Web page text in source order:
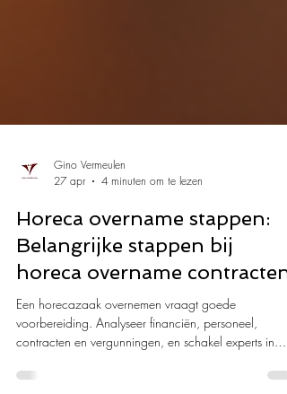
Gino Vermeulen
27 apr
4 minuten om te lezen
Horeca overname stappen:
Belangrijke stappen bij
horeca overname contracten
Een horecazaak overnemen vraagt goede